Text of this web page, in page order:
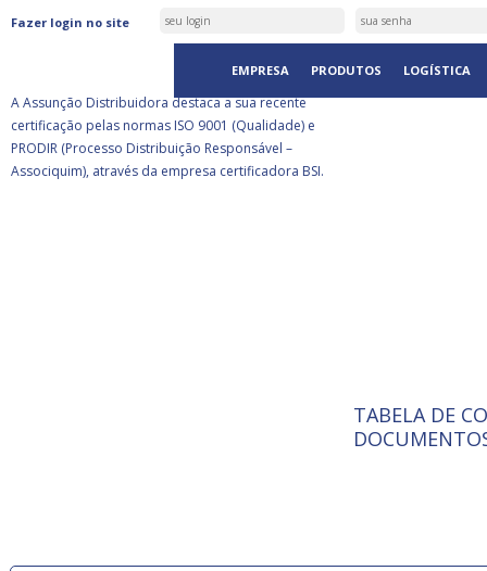
Fazer login no site
EMPRESA PRODUTOS LOGÍSTICA
ASSUNÇÃO DISTRIBUIDORA É
CERTIFICADA PELA BSI
A Assunção Distribuidora destaca a sua recente
certificação pelas normas ISO 9001 (Qualidade) e
PRODIR (Processo Distribuição Responsável –
Associquim), através da empresa certificadora BSI.
ISO 9001:
A
TABELA DE